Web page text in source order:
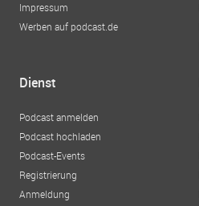
Impressum
Werben auf podcast.de
Dienst
Podcast anmelden
Podcast hochladen
Podcast-Events
Registrierung
Anmeldung